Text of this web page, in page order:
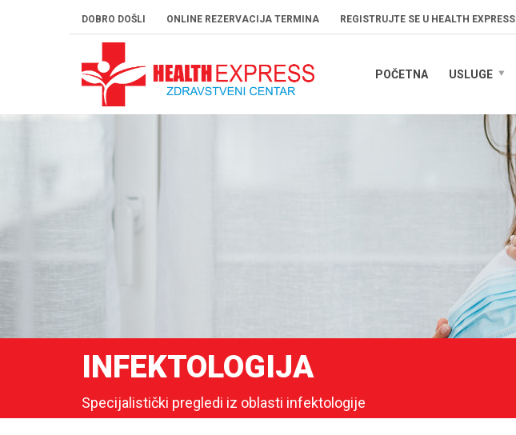
DOBRO DOŠLI ONLINE REZERVACIJA TERMINA REGISTRUJTE SE U HEALTH EXPRESS
POČETNA USLUGE
INFEKTOLOGIJA
Specijalistički pregledi iz oblasti infektologije